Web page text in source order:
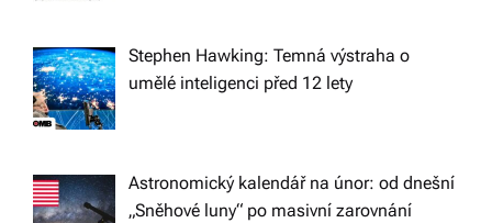
o
n
Stephen Hawking: Temná výstraha o
umělé inteligenci před 12 lety
Astronomický kalendář na únor: od dnešní
„Sněhové luny“ po masivní zarovnání